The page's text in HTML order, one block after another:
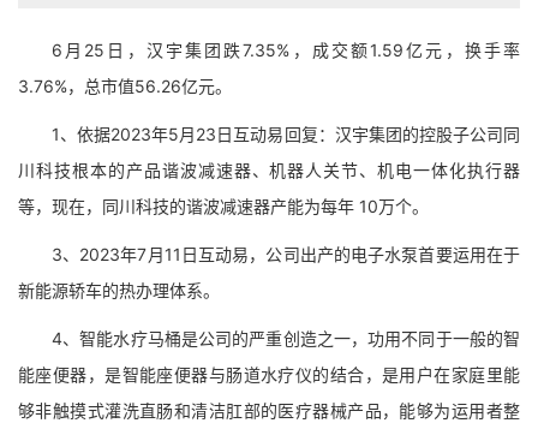
6月25日，汉宇集团跌7.35%，成交额1.59亿元，换手率
3.76%，总市值56.26亿元。
1、依据2023年5月23日互动易回复：汉宇集团的控股子公司同
川科技根本的产品谐波减速器、机器人关节、机电一体化执行器
等，现在，同川科技的谐波减速器产能为每年 10万个。
3、2023年7月11日互动易，公司出产的电子水泵首要运用在于
新能源轿车的热办理体系。
4、智能水疗马桶是公司的严重创造之一，功用不同于一般的智
能座便器，是智能座便器与肠道水疗仪的结合，是用户在家庭里能
够非触摸式灌洗直肠和清洁肛部的医疗器械产品，能够为运用者整